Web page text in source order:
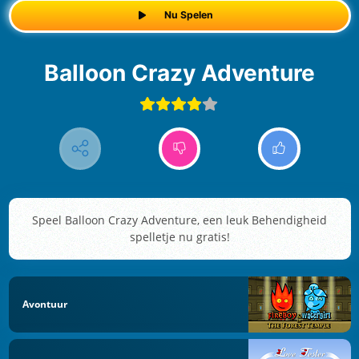
Nu Spelen
Balloon Crazy Adventure
Speel Balloon Crazy Adventure, een leuk Behendigheid
spelletje nu gratis!
Avontuur